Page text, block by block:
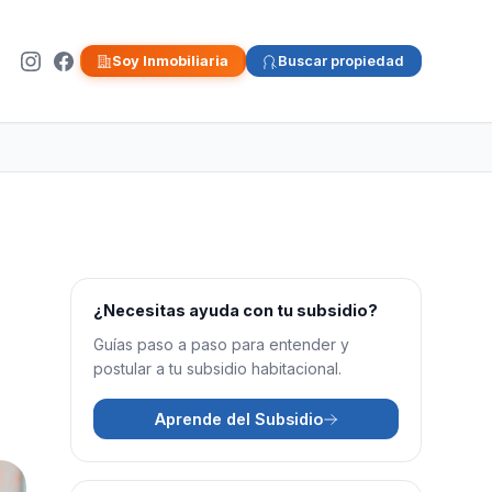
Soy Inmobiliaria Buscar propiedad
¿Necesitas ayuda con tu subsidio?
Guías paso a paso para entender y
postular a tu subsidio habitacional.
Aprende del Subsidio